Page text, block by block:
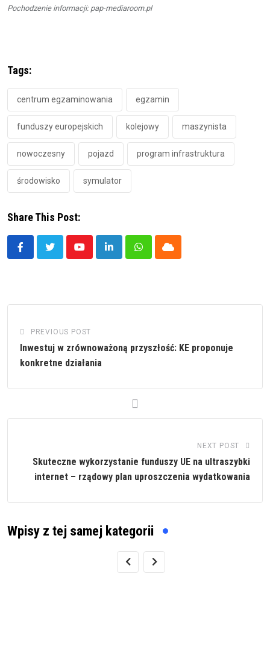
Pochodzenie informacji: pap-mediaroom.pl
Tags:
centrum egzaminowania egzamin
funduszy europejskich kolejowy maszynista
nowoczesny pojazd program infrastruktura
środowisko symulator
Share This Post:
YoutubeLinkedInWhatsappCloud
PREVIOUS POST
Inwestuj w zrównoważoną przyszłość: KE proponuje
konkretne działania
NEXT POST
Skuteczne wykorzystanie funduszy UE na ultraszybki
internet – rządowy plan uproszczenia wydatkowania
Wpisy z tej samej kategorii